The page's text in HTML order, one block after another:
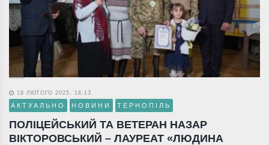
18 ЛЮТОГО 2025, 16:13
АКТУАЛЬНО НОВИНИ ТЕРНОПІЛЬ
ПОЛІЦЕЙСЬКИЙ ТА ВЕТЕРАН НАЗАР
ВІКТОРОВСЬКИЙ – ЛАУРЕАТ «ЛЮДИНА